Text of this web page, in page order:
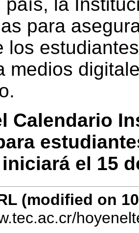
para
los
medios
Calendario
el 15
(modified on